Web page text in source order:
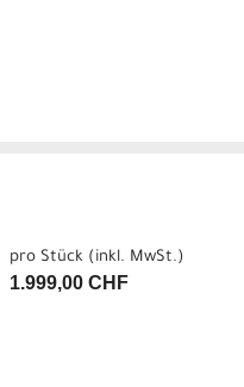
pro Stück (inkl. MwSt.)
1.999,00 CHF